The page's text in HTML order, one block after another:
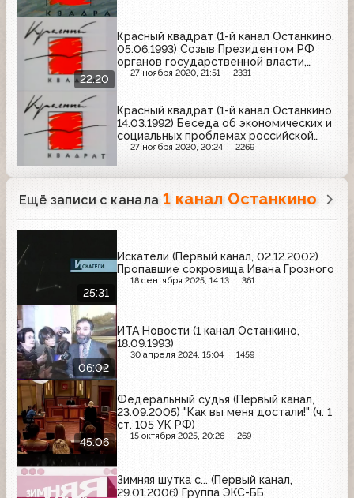
22:20
Красный квадрат (1-й канал Останкино,
05.06.1993) Созыв Президентом РФ
органов государственной власти,
местного самоуправления и
новой Конституции РФ
27 ноября 2020, 21:51 2331
Красный квадрат (1-й канал Останкино,
14.03.1992) Беседа об экономических и
социальных проблемах российской
армии (1 часть)
27 ноября 2020, 20:24 2269
Ещё записи с канала 1 канал Останкино
25:31
Искатели (Первый канал, 02.12.2002)
Пропавшие сокровища Ивана Грозного
18 сентября 2025, 14:13 361
06:02
ИТА Новости (1 канал Останкино,
18.09.1993)
30 апреля 2024, 15:04 1459
45:06
Федеральный судья (Первый канал,
23.09.2005) "Как вы меня достали!" (ч. 1
ст. 105 УК РФ)
15 октября 2025, 20:26 269
Зимняя шутка с... (Первый канал,
29.01.2006) Группа ЭКС-ББ